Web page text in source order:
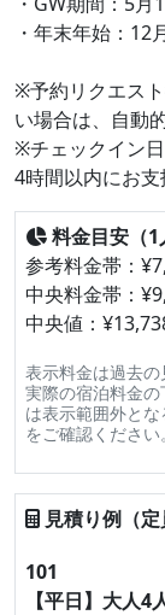
・年末年始：12
※予約リクエス
い場合は、自動
※チェックイン
4時間以内にお支
料金目安（
参考料金帯：
中央料金帯：
中央値：
表示料金は過去の
実際の宿泊料金
は表示範囲外と
をご確認ください。
見積り例（定
101
【平日】大人